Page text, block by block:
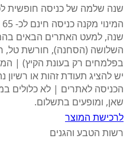
שנה שלמה של כניסה חופשית לכ-65 אתרים ברחבי
בפלמחים רק בעונת הקיץ) |
יש להציג תעודת זהות או
הכניסה לאתרים | לא כלולים
שאן, ומופעים בתשלום.
לרכישת המוצר
רשות הטבע והגנים